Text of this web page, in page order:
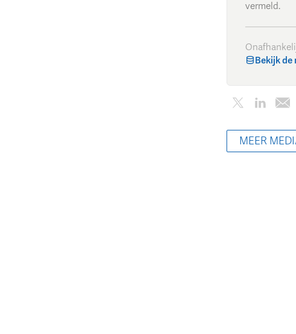
vermeld.
Bekijk
MEER